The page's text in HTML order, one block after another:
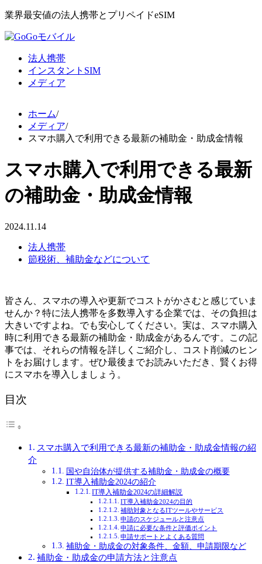
業界最安値の法人携帯とプリペイドeSIM
法人携帯
インスタントSIM
メディア
ホーム/
メディア/
スマホ購入で利用できる最新の補助金・助成金情報
スマホ購入で利用できる最新
の補助金・助成金情報
2024.11.14
法人携帯
節税術、補助金などについて
皆さん、スマホの導入や更新でコストがかさむと感じていま
せんか？特に法人携帯を多数導入する企業では、その負担は
大きいですよね。でも安心してください。実は、スマホ購入
時に利用できる最新の補助金・助成金があるんです。この記
事では、それらの情報を詳しくご紹介し、コスト削減のヒン
トをお届けします。ぜひ最後までお読みいただき、賢くお得
にスマホを導入しましょう。
目次
スマホ購入で利用できる最新の補助金・助成金情報の紹
介
国や自治体が提供する補助金・助成金の概要
IT導入補助金2024の紹介
IT導入補助金2024の詳細解説
IT導入補助金2024の目的
補助対象となるITツールやサービス
申請のスケジュールと注意点
申請に必要な条件と評価ポイント
申請サポートとよくある質問
補助金・助成金の対象条件、金額、申請期限など
補助金・助成金の申請方法と注意点